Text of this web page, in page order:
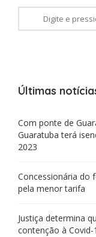
Últimas
Com ponte de
Guaratuba terá
2023
Concessionária do
pela menor tarifa
Justiça determina
contenção à Covid-